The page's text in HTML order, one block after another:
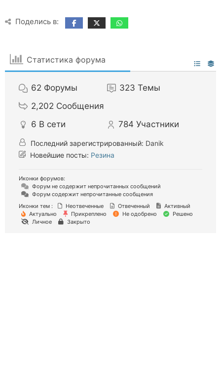
Поделись в:
Статистика форума
62 Форумы 323 Темы
2,202 Сообщения
6 В сети 784 Участники
Последний зарегистрированный: Danik
Новейшие посты: Резина
Иконки форумов:
Форум не содержит непрочитанных сообщений
Форум содержит непрочитанные сообщения
Иконки тем :
Неотвеченные Отвеченный
Активный
Актуально
Прикреплено Не одобрено
Решено
Личное
Закрыто